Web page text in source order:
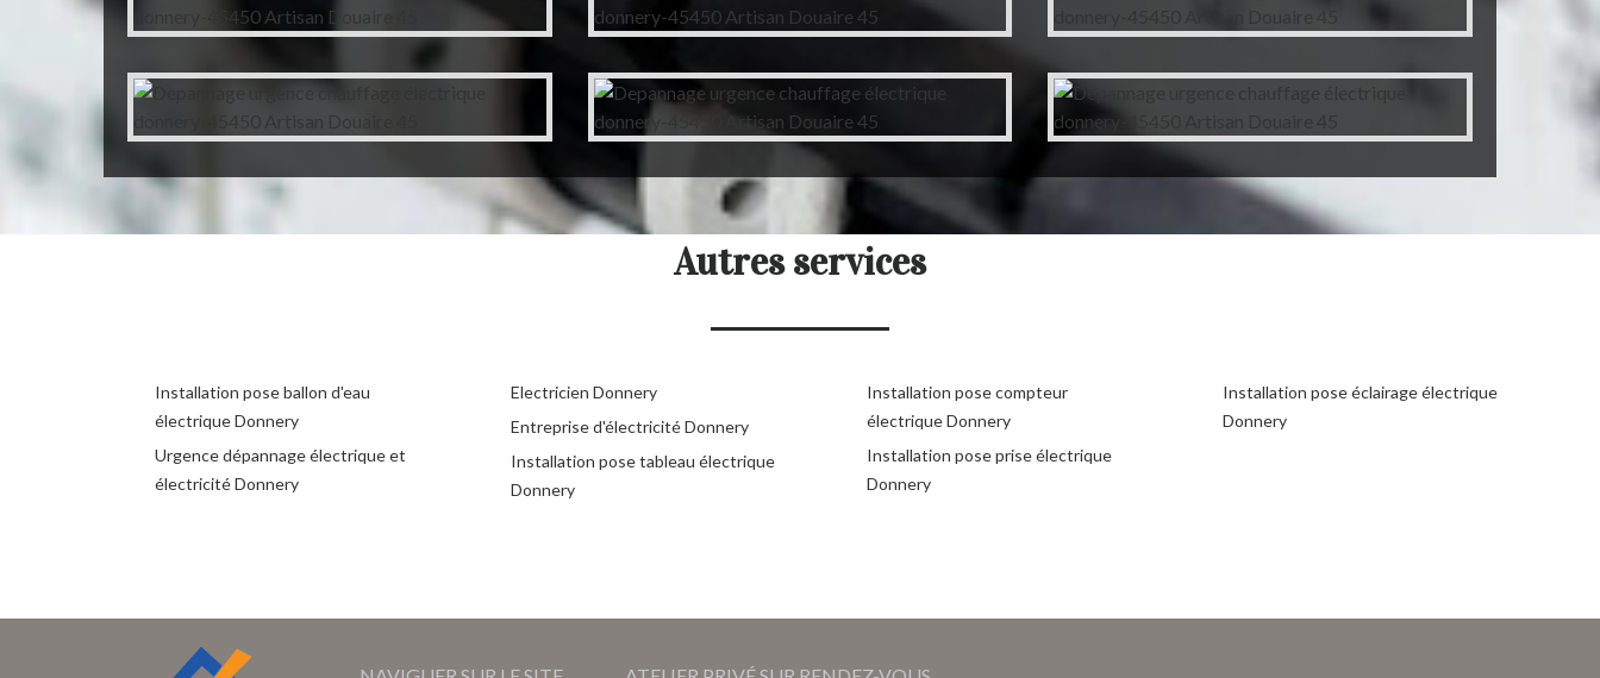
Autres services
Installation pose ballon d'eau
électrique Donnery
Urgence dépannage électrique et
électricité Donnery
Electricien Donnery
Entreprise d'électricité Donnery
Installation pose tableau électrique
Donnery
Installation pose compteur
électrique Donnery
Installation pose prise électrique
Donnery
Installation pose éclairage électrique
Donnery